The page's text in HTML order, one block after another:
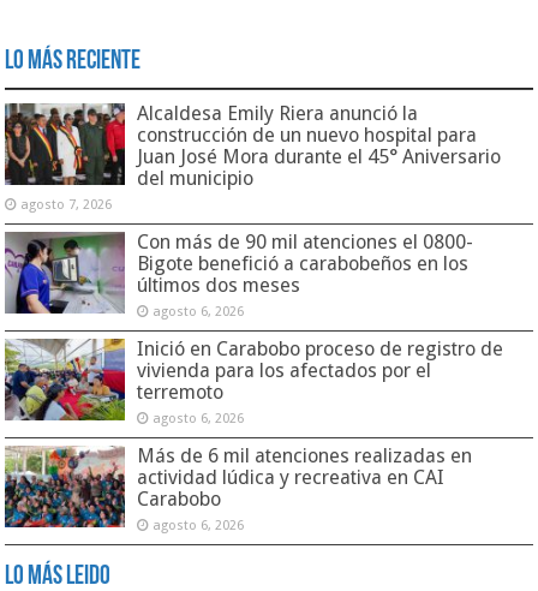
Lo Más Reciente
Alcaldesa Emily Riera anunció la
construcción de un nuevo hospital para
Juan José Mora durante el 45° Aniversario
del municipio
agosto 7, 2026
Con más de 90 mil atenciones el 0800-
Bigote benefició a carabobeños en los
últimos dos meses
agosto 6, 2026
Inició en Carabobo proceso de registro de
vivienda para los afectados por el
terremoto
agosto 6, 2026
Más de 6 mil atenciones realizadas en
actividad lúdica y recreativa en CAI
Carabobo
agosto 6, 2026
Lo Más Leido